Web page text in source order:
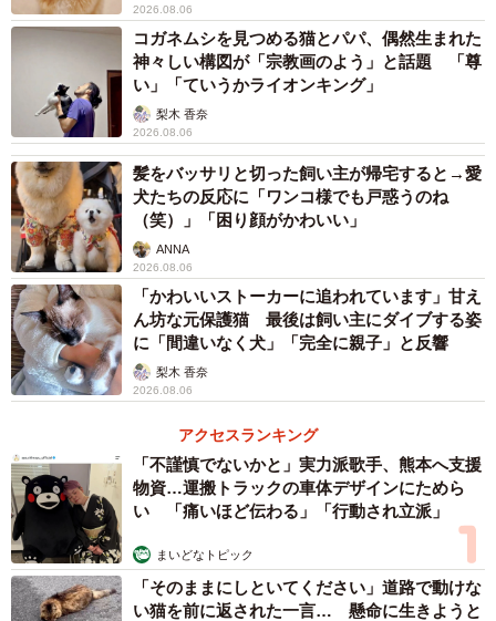
2026.08.06
コガネムシを見つめる猫とパパ、偶然生まれた
神々しい構図が「宗教画のよう」と話題 「尊
い」「ていうかライオンキング」
梨木 香奈
2026.08.06
髪をバッサリと切った飼い主が帰宅すると→愛
犬たちの反応に「ワンコ様でも戸惑うのね
（笑）」「困り顔がかわいい」
ANNA
2026.08.06
「かわいいストーカーに追われています」甘え
ん坊な元保護猫 最後は飼い主にダイブする姿
に「間違いなく犬」「完全に親子」と反響
梨木 香奈
2026.08.06
アクセスランキング
「不謹慎でないかと」実力派歌手、熊本へ支援
物資…運搬トラックの車体デザインにためら
い 「痛いほど伝わる」「行動され立派」
まいどなトピック
「そのままにしといてください」道路で動けな
い猫を前に返された一言… 懸命に生きようと